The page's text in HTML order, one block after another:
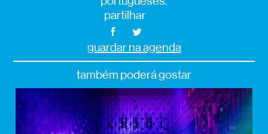
partilhar
guardar na agenda
também poderá gostar